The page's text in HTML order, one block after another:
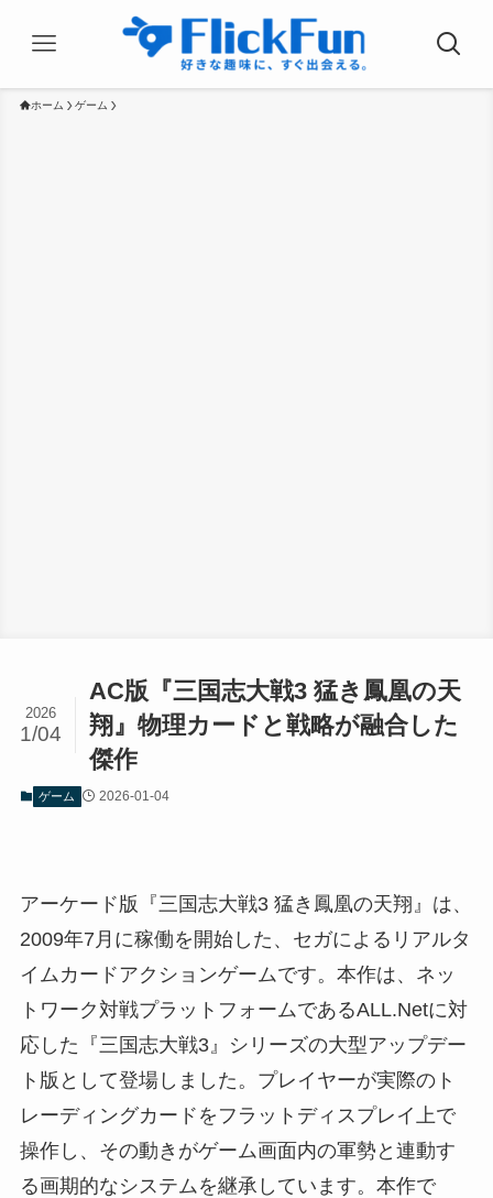
ホーム ゲーム
AC版『三国志大戦3 猛き鳳凰の天
翔』物理カードと戦略が融合した
傑作
2026
1/04
ゲーム 2026-01-04
アーケード版『三国志大戦3 猛き鳳凰の天翔』は、
2009年7月に稼働を開始した、セガによるリアルタ
イムカードアクションゲームです。本作は、ネッ
トワーク対戦プラットフォームであるALL.Netに対
応した『三国志大戦3』シリーズの大型アップデー
ト版として登場しました。プレイヤーが実際のト
レーディングカードをフラットディスプレイ上で
操作し、その動きがゲーム画面内の軍勢と連動す
る画期的なシステムを継承しています。本作で